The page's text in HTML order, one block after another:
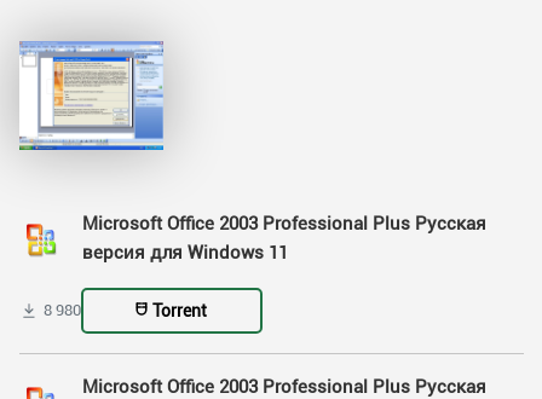
Microsoft Office 2003 Professional Plus Русская
версия для Windows 11
8 980 Torrent
Microsoft Office 2003 Professional Plus Русская